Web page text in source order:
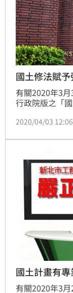
國土修法賦
有關2020年3
行政院版之「
期間開後門修
助各地方政府
2020/04/03 12:06
國土計畫有
有關2020年3